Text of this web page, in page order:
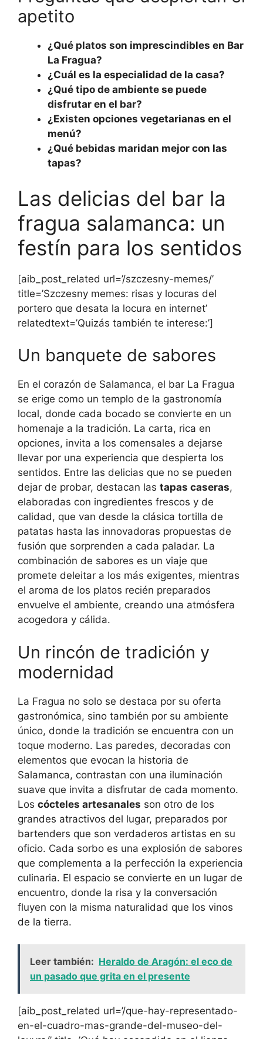
apetito
¿Qué platos son imprescindibles en Bar
La Fragua?
¿Cuál es la especialidad de la casa?
¿Qué tipo de ambiente se puede
disfrutar en el bar?
¿Existen opciones vegetarianas en el
menú?
¿Qué bebidas maridan mejor con las
tapas?
Las delicias del bar la
fragua salamanca: un
festín para los sentidos
[aib_post_related url=’/szczesny-memes/’
title=’Szczesny memes: risas y locuras del
portero que desata la locura en internet’
relatedtext=’Quizás también te interese:’]
Un banquete de sabores
En el corazón de Salamanca, el bar La Fragua
se erige como un templo de la gastronomía
local, donde cada bocado se convierte en un
homenaje a la tradición. La carta, rica en
opciones, invita a los comensales a dejarse
llevar por una experiencia que despierta los
sentidos. Entre las delicias que no se pueden
dejar de probar, destacan las tapas caseras,
elaboradas con ingredientes frescos y de
calidad, que van desde la clásica tortilla de
patatas hasta las innovadoras propuestas de
fusión que sorprenden a cada paladar. La
combinación de sabores es un viaje que
promete deleitar a los más exigentes, mientras
el aroma de los platos recién preparados
envuelve el ambiente, creando una atmósfera
acogedora y cálida.
Un rincón de tradición y
modernidad
La Fragua no solo se destaca por su oferta
gastronómica, sino también por su ambiente
único, donde la tradición se encuentra con un
toque moderno. Las paredes, decoradas con
elementos que evocan la historia de
Salamanca, contrastan con una iluminación
suave que invita a disfrutar de cada momento.
Los cócteles artesanales son otro de los
grandes atractivos del lugar, preparados por
bartenders que son verdaderos artistas en su
oficio. Cada sorbo es una explosión de sabores
que complementa a la perfección la experiencia
culinaria. El espacio se convierte en un lugar de
encuentro, donde la risa y la conversación
fluyen con la misma naturalidad que los vinos
de la tierra.
Leer también: Heraldo de Aragón: el eco de
un pasado que grita en el presente
[aib_post_related url=’/que-hay-representado-
en-el-cuadro-mas-grande-del-museo-del-